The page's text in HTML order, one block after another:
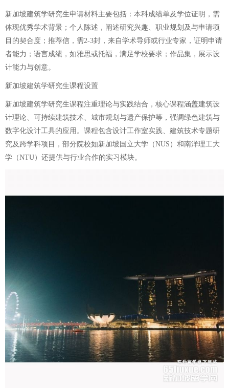
新加坡建筑学研究生申请材料主要包括：本科成绩单及学位证明，需
体现优秀学术背景；个人陈述，阐述研究兴趣、职业规划及与申请项
目的契合度；推荐信，需2-3封，来自学术导师或行业专家，证明申请
者能力；语言成绩，如雅思或托福，满足学校要求；作品集，展示设
计能力与创意。
新加坡建筑学研究生课程设置
新加坡建筑学研究生课程注重理论与实践结合，核心课程涵盖建筑设
计理论、可持续建筑技术、城市规划与遗产保护等，强调绿色建筑与
数字化设计工具的应用。课程包含设计工作室实践、建筑技术专题研
究及跨学科项目，部分院校如新加坡国立大学（NUS）和南洋理工大
学（NTU）还提供与行业合作的实习模块。